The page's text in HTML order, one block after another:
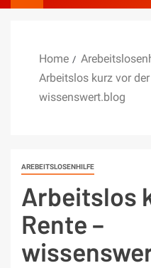
Home
Arbeitslos kurz vor
wissenswert.blog
AREBEITSLOSENHILFE
Arbeitslos
Rente –